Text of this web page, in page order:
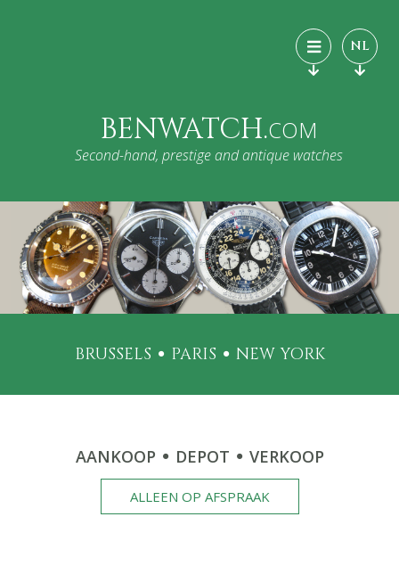
NL
BENWATCH.COM
Second-hand, prestige and antique watches
BRUSSELS PARIS NEW YORK
AANKOOP DEPOT VERKOOP
ALLEEN OP AFSPRAAK